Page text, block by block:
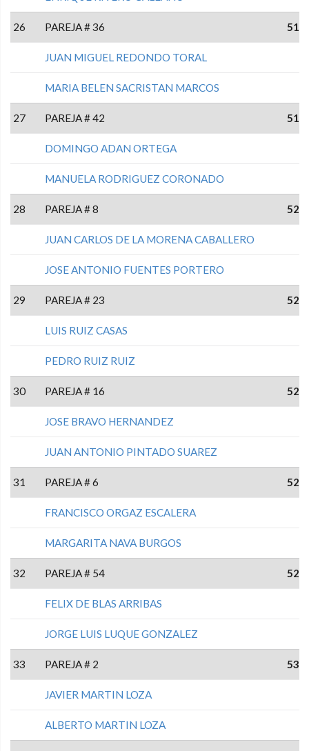
26 PAREJA # 36 51
JUAN MIGUEL REDONDO TORAL
MARIA BELEN SACRISTAN MARCOS
27 PAREJA # 42 51
DOMINGO ADAN ORTEGA
MANUELA RODRIGUEZ CORONADO
28 PAREJA # 8 52
JUAN CARLOS DE LA MORENA CABALLERO
JOSE ANTONIO FUENTES PORTERO
29 PAREJA # 23 52
LUIS RUIZ CASAS
PEDRO RUIZ RUIZ
30 PAREJA # 16 52
JOSE BRAVO HERNANDEZ
JUAN ANTONIO PINTADO SUAREZ
31 PAREJA # 6 52
FRANCISCO ORGAZ ESCALERA
MARGARITA NAVA BURGOS
32 PAREJA # 54 52
FELIX DE BLAS ARRIBAS
JORGE LUIS LUQUE GONZALEZ
33 PAREJA # 2 53
JAVIER MARTIN LOZA
ALBERTO MARTIN LOZA